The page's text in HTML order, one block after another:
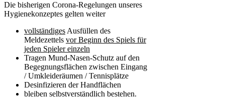
Die bisherigen Corona-Regelungen unseres
Hygienekonzeptes gelten weiter
vollständigesAusfüllen des
Meldezettels vor Beginn des Spiels für
jeden Spieler einzeln
Tragen Mund-Nasen-Schutz auf den
Begegnungsflächen zwischen Eingang
/ Umkleideräumen / Tennisplätze
Desinfizieren der Handflächen
bleiben selbstverständlich bestehen.